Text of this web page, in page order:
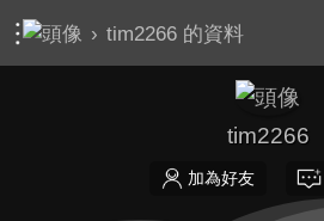
› tim2266 的資料
tim2266
加為好友